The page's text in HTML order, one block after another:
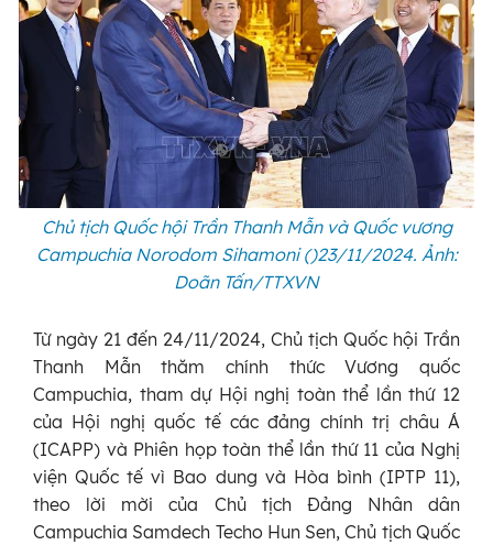
Chủ tịch Quốc hội Trần Thanh Mẫn và Quốc vương
Campuchia Norodom Sihamoni ()23/11/2024. Ảnh:
Doãn Tấn/TTXVN
Từ ngày 21 đến 24/11/2024, Chủ tịch Quốc hội Trần
Thanh Mẫn thăm chính thức Vương quốc
Campuchia, tham dự Hội nghị toàn thể lần thứ 12
của Hội nghị quốc tế các đảng chính trị châu Á
(ICAPP) và Phiên họp toàn thể lần thứ 11 của Nghị
viện Quốc tế vì Bao dung và Hòa bình (IPTP 11),
theo lời mời của Chủ tịch Đảng Nhân dân
Campuchia Samdech Techo Hun Sen, Chủ tịch Quốc